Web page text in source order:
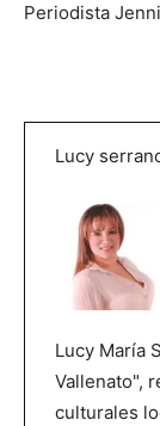
Periodista
Lucy
Lucy María
Vallenato",
culturales